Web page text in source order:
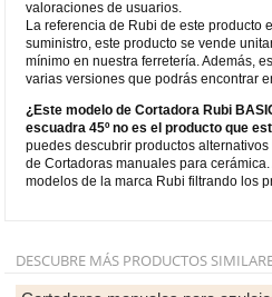
valoraciones de usuarios.
La referencia de Rubi de este producto
suministro, este producto se vende
mínimo en nuestra ferretería. Además,
varias versiones que podrás encontrar
¿Este modelo de Cortadora Rubi
escuadra 45º no es el producto que
puedes descubrir productos
de Cortadoras manuales para
modelos de la marca Rubi filtrando los
DESCUBRE MÁS PRODUCTOS